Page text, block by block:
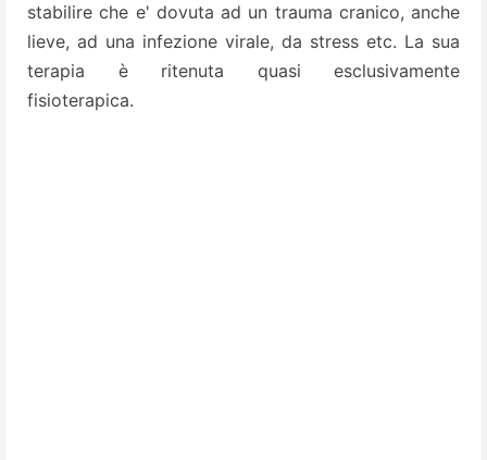
stabilire che e' dovuta ad un trauma cranico, anche
lieve, ad una infezione virale, da stress etc. La sua
terapia è ritenuta quasi esclusivamente
fisioterapica.